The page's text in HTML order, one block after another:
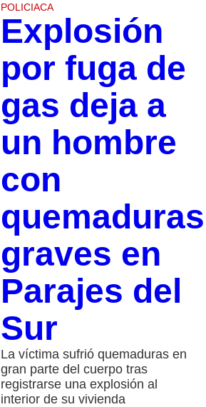
POLICIACA
Explosión
por fuga de
gas deja a
un hombre
con
quemaduras
graves en
Parajes del
Sur
La víctima sufrió quemaduras en
gran parte del cuerpo tras
registrarse una explosión al
interior de su vivienda